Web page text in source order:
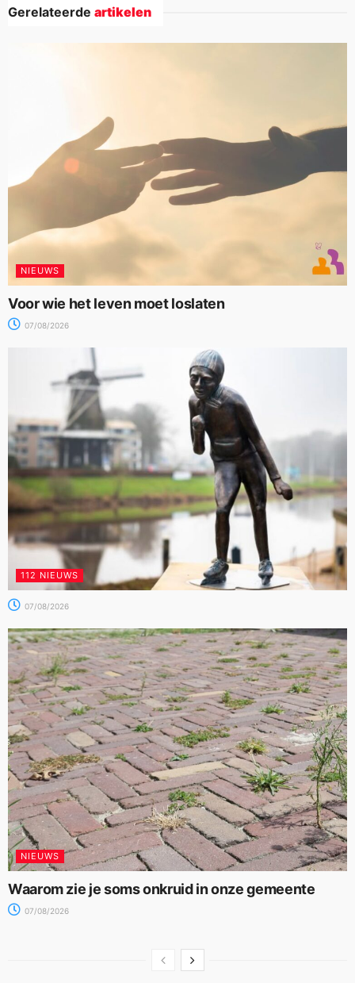
Gerelateerde artikelen
NIEUWS
Voor wie het leven moet loslaten
07/08/2026
112 NIEUWS
07/08/2026
NIEUWS
Waarom zie je soms onkruid in onze gemeente
07/08/2026